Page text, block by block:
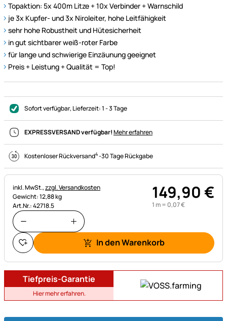
Topaktion: 5x 400m Litze + 10x Verbinder + Warnschild
je 3x Kupfer- und 3x Niroleiter, hohe Leitfähigkeit
sehr hohe Robustheit und Hütesicherheit
in gut sichtbarer weiß-roter Farbe
für lange und schwierige Einzäunung geeignet
Preis + Leistung + Qualität = Top!
Sofort verfügbar, Lieferzeit:1 - 3 Tage
EXPRESSVERSAND verfügbar!Mehr erfahren
Kostenloser Rückversand4-30 Tage Rückgabe
Steuerhinweis:
inkl. MwSt.,zzgl. Versandkosten
Gewicht: 12,88 kg
Art.Nr.: 42718.5
149,90€
1 m = 0,07€
In den Warenkorb
Tiefpreis-Garantie
Hier mehr erfahren.